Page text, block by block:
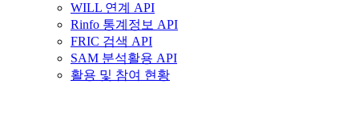
WILL 연계 API
Rinfo 통계정보 API
FRIC 검색 API
SAM 분석활용 API
활용 및 참여 현황